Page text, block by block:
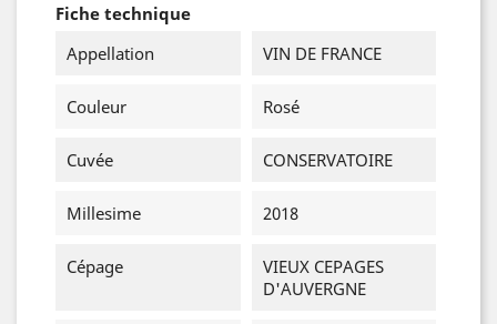
Fiche technique
Appellation
VIN DE FRANCE
Couleur Rosé
Cuvée CONSERVATOIRE
Millesime 2018
Cépage
VIEUX CEPAGES
D'AUVERGNE